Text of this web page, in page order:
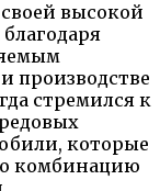
высокой
производстве
стремился к
которые
комбинацию